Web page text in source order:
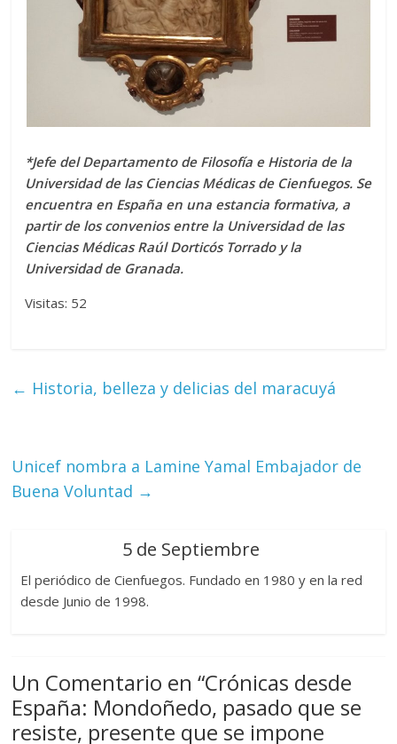
*Jefe del Departamento de Filosofía e Historia de la
Universidad de las Ciencias Médicas de Cienfuegos. Se
encuentra en España en una estancia formativa, a
partir de los convenios entre la Universidad de las
Ciencias Médicas Raúl Dorticós Torrado y la
Universidad de Granada.
Visitas: 52
← Historia, belleza y delicias del maracuyá
Unicef nombra a Lamine Yamal Embajador de
Buena Voluntad →
5 de Septiembre
El periódico de Cienfuegos. Fundado en 1980 y en la red
desde Junio de 1998.
Un Comentario en “Crónicas desde
España: Mondoñedo, pasado que se
resiste, presente que se impone